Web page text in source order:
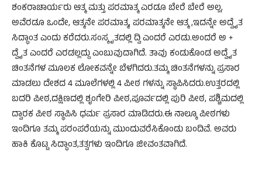
ಶಂಕರಾಚಾರ್ಯರು ಆತ್ಮ ಮತ್ತು ಪರಮಾತ್ಮ ಎರಡೂ ಬೇರೆ ಬೇರೆ ಅಲ್ಲ,
ಅವೆರಡೂ ಒಂದೇ, ಆತ್ಮನೇ ಪರಮಾತ್ಮ, ಪರಮಾತ್ಮನೇ ಆತ್ಮ ,ಇದನ್ನೇ ಅದ್ವೈತ
ಸಿದ್ಧಾಂತ ಎಂದು ಕರೆದರು.ಸಂಸ್ಕೃತದಲ್ಲಿ ದ್ವಿ ಎಂದರೆ ಎರಡು.ಅಂದರೆ ಅ +
ದ್ವೈತ ಎಂದರೆ ಎರಡಲ್ಲದ್ದು ಎಂಬುವುದಾಗಿದೆ. ತಾವು ಕಂಡುಕೊಂಡ ಅದ್ವೈತ
ಚಿಂತನೆಗಳ ಮೂಲಕ ಲೋಕವನ್ನೇ ಬೆಳಗಿದರು.ತಮ್ಮ ಚಿಂತನೆಗಳನ್ನು ಪ್ರಸಾರ
ಮಾಡಲು ದೇಶದ 4 ಮೂಲೆಗಳಲ್ಲಿ 4 ಪೀಠ ಗಳನ್ನು ಸ್ಥಾಪಿಸಿದರು.ಉತ್ತರದಲ್ಲಿ
ಬದರಿ ಪೀಠ,ದಕ್ಷಿಣದಲ್ಲಿ ಶೃಂಗೇರಿ ಪೀಠ,ಪೂರ್ವದಲ್ಲಿ ಪುರಿ ಪೀಠ, ಪಶ್ಚಿಮದಲ್ಲಿ
ದ್ವಾರಕ ಪೀಠ ಸ್ಥಾಪಿಸಿ ಧರ್ಮ ಪ್ರಸಾರ ಮಾಡಿದರು.ಈ ನಾಲ್ಕೂ ಪೀಠಗಳು
ಇಂದಿಗೂ ತಮ್ಮ ಪರಂಪರೆಯನ್ನು ಮುಂದುವರೆಸಿಕೊಂಡು ಬಂದಿವೆ. ಅವರು
ಹಾಕಿ ಕೊಟ್ಟ ಸಿದ್ಧಾಂತ,ತತ್ವಗಳು ಇಂದಿಗೂ ಜೀವಂತವಾಗಿದೆ.